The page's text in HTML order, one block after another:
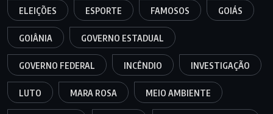
ELEIÇÕES ESPORTE FAMOSOS GOIÁS
GOIÂNIA GOVERNO ESTADUAL
GOVERNO FEDERAL INCÊNDIO INVESTIGAÇÃO
LUTO MARA ROSA MEIO AMBIENTE